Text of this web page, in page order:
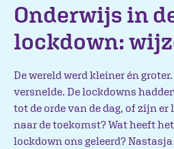
Onderwijs in
lockdown:
De wereld werd kleiner én
versnelde. De lockdowns
tot de orde van de dag, of zijn er
naar de toekomst? Wat heeft
lockdown ons geleerd? Nastasja